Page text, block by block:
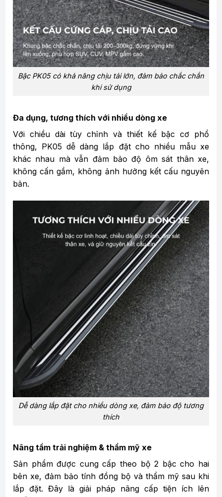
Bậc PK05 có khả năng chịu tải lớn, đảm bảo chắc chắn
khi sử dụng
Đa dụng, tương thích với nhiều dòng xe
Với chiều dài tùy chỉnh và thiết kế bậc cơ phổ
thông, PK05 dễ dàng lắp đặt cho nhiều mẫu xe
khác nhau mà vẫn đảm bảo độ ôm sát thân xe,
không cấn gầm, không ảnh hưởng kết cấu nguyên
bản.
Dễ dàng lắp đặt cho nhiều dòng xe, đảm bảo độ tương
thích
Nâng tầm trải nghiệm & thẩm mỹ xe
Sản phẩm được cung cấp theo bộ 2 bậc cho hai
bên xe, đảm bảo tính đồng bộ và thẩm mỹ sau khi
lắp đặt. Đây là giải pháp nâng cấp tiện ích lên